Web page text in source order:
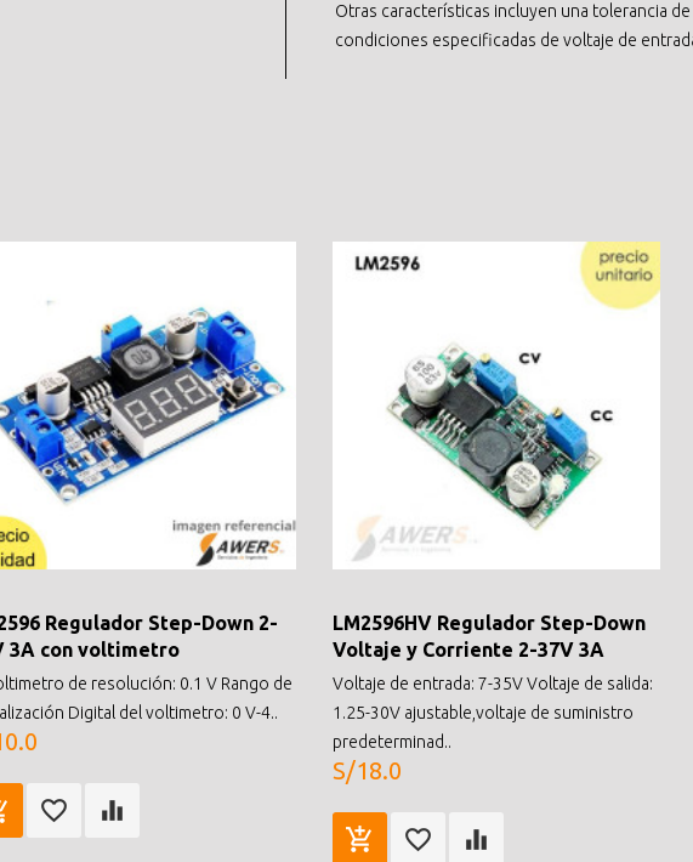
Otras características incluyen una tolerancia
condiciones especificadas de voltaje de
Regulador Step-Down 2-
3A con voltimetro
de resolución: 0.1 V Rango de
Digital del voltimetro: 0 V-4..
LM2596HV Regulador Step-Down
Voltaje y Corriente 2-37V 3A
Voltaje de entrada: 7-35V Voltaje de salida:
1.25-30V ajustable,voltaje de suministro
predeterminad..
S/18.0